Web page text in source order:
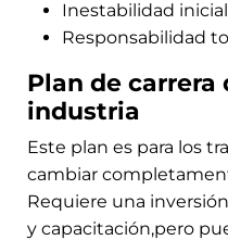
Inestabilidad
Responsabilidad
Plan de carrera
industria
Este plan es para los
cambiar
Requiere una
y capacitación,pero